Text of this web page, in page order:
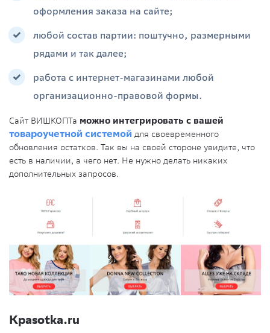
оформления заказа на сайте;
любой состав партии: поштучно, размерными
рядами и так далее;
работа с интернет-магазинами любой
организационно-правовой формы.
Сайт ВИШКОПТа можно интегрировать с вашей
товароучетной системой для своевременного
обновления остатков. Так вы на своей стороне увидите, что
есть в наличии, а чего нет. Не нужно делать никаких
дополнительных запросов.
Kpasotka.ru